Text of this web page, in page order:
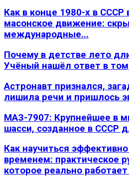
Как в конце 1980-х в СССР
масонское движение:
международные...
Почему в детстве лето
Учёный нашёл ответ в
Астронавт признался,
лишила речи и пришлось
МАЗ-7907: Крупнейшее в
шасси, созданное в СССР
Как научиться
временем: практическое
которое реально работает